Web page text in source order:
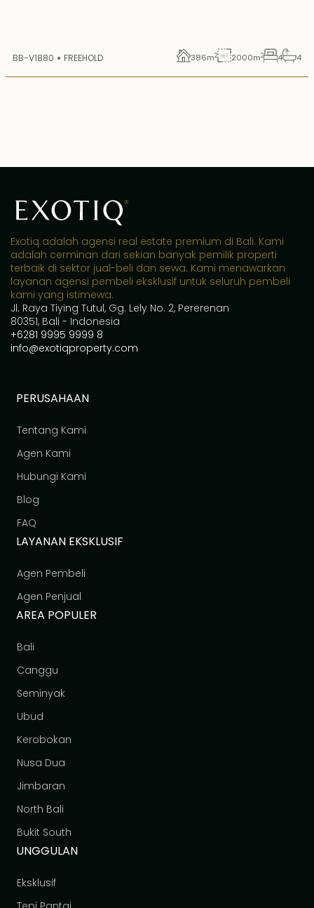
BB-V1880 FREEHOLD 386m2 2000m2 4 4
Exotiq adalah agensi real estate premium di Bali. Kami
adalah cerminan dari sekian banyak pemilik properti
terbaik di sektor jual-beli dan sewa. Kami menawarkan
layanan agensi pembeli eksklusif untuk seluruh pembeli
kami yang istimewa.
Jl. Raya Tiying Tutul, Gg. Lely No. 2, Pererenan
80351, Bali - Indonesia
+6281 9995 9999 8
info@exotiqproperty.com
PERUSAHAAN
Tentang Kami
Agen Kami
Hubungi Kami
Blog
FAQ
LAYANAN EKSKLUSIF
Agen Pembeli
Agen Penjual
AREA POPULER
Bali
Canggu
Seminyak
Ubud
Kerobokan
Nusa Dua
Jimbaran
North Bali
Bukit South
UNGGULAN
Eksklusif